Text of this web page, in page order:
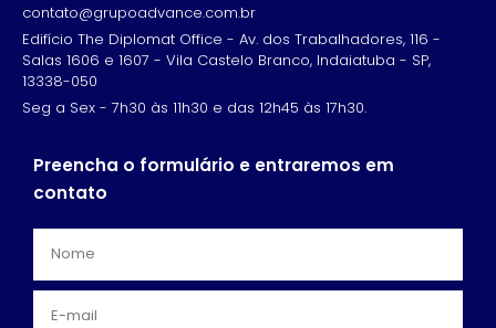
contato@grupoadvance.com.br
Edifício The Diplomat Office - Av. dos Trabalhadores, 116 -
Salas 1606 e 1607 - Vila Castelo Branco, Indaiatuba - SP,
13338-050
Seg a Sex - 7h30 às 11h30 e das 12h45 às 17h30.
Preencha o formulário e entraremos em
contato